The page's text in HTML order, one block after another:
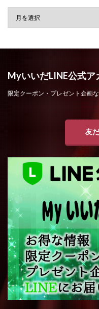
MyいいだLINE公式ア
限定クーポン・プレゼント企画
友